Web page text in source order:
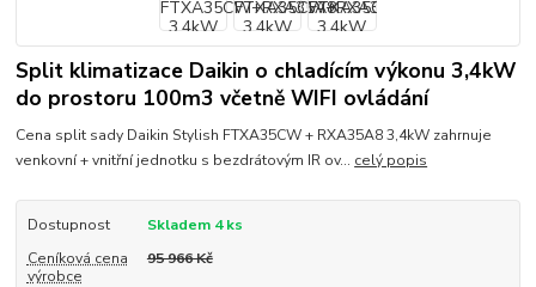
Split klimatizace Daikin o chladícím výkonu 3,4kW
do prostoru 100m3 včetně WIFI ovládání
Cena split sady Daikin Stylish FTXA35CW + RXA35A8 3,4kW zahrnuje
venkovní + vnitřní jednotku s bezdrátovým IR ov... celý popis
Dostupnost
Skladem 4 ks
Ceníková cena
výrobce
95 966 Kč